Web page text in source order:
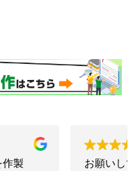
したらこちらで